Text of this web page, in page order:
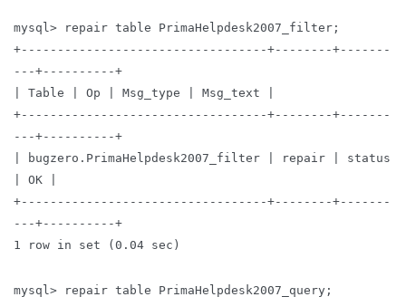
mysql> repair table PrimaHelpdesk2007_filter;
+----------------------------------+--------+-------
---+----------+
| Table | Op | Msg_type | Msg_text |
+----------------------------------+--------+-------
---+----------+
| bugzero.PrimaHelpdesk2007_filter | repair | status
| OK |
+----------------------------------+--------+-------
---+----------+
1 row in set (0.04 sec)
mysql> repair table PrimaHelpdesk2007_query;